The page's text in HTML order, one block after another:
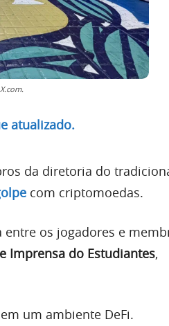
atualizado.
da diretoria do
com criptomoedas.
entre os jogadores e
Imprensa do Estudiantes,
um ambiente DeFi.